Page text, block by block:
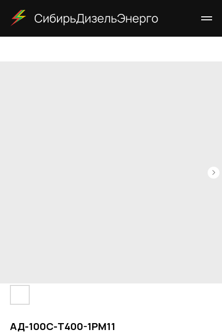
АД-100С-Т400-1РМ11